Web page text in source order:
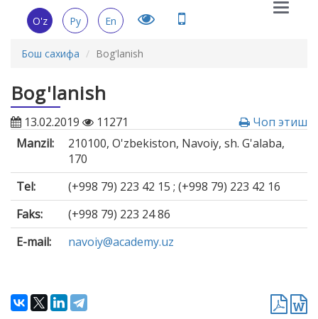
Main
O'z Ру En
Бош сахифа Bog'lanish
Bog'lanish
13.02.2019 11271
Чоп этиш
Manzil:
210100, O'zbekiston, Navoiy, sh. G'alaba,
170
Tel:
(+998 79) 223 42 15 ; (+998 79) 223 42 16
Faks:
(+998 79) 223 24 86
E-mail:
navoiy@academy.uz